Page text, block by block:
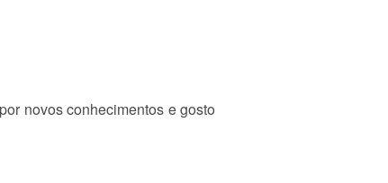
novos conhecimentos e gosto